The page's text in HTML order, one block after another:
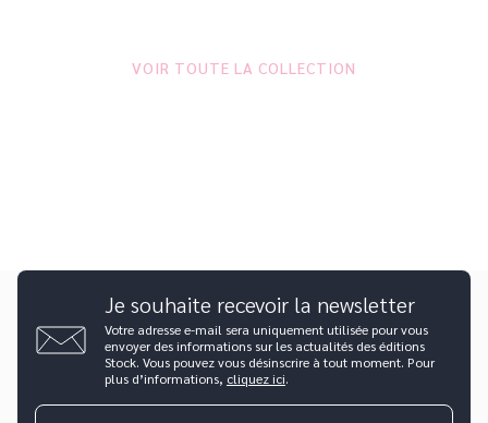
VOIR TOUTE LA COLLECTION
Je souhaite recevoir la newsletter
Votre adresse e-mail sera uniquement utilisée pour vous
envoyer des informations sur les actualités des éditions
Stock. Vous pouvez vous désinscrire à tout moment. Pour
plus d’informations, cliquez ici.